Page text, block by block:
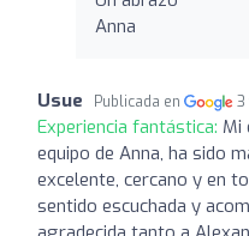
Anna
Usue Publicada en 3
Experiencia fantástica: Mi
equipo de Anna, ha sido
excelente, cercano y en
sentido escuchada y